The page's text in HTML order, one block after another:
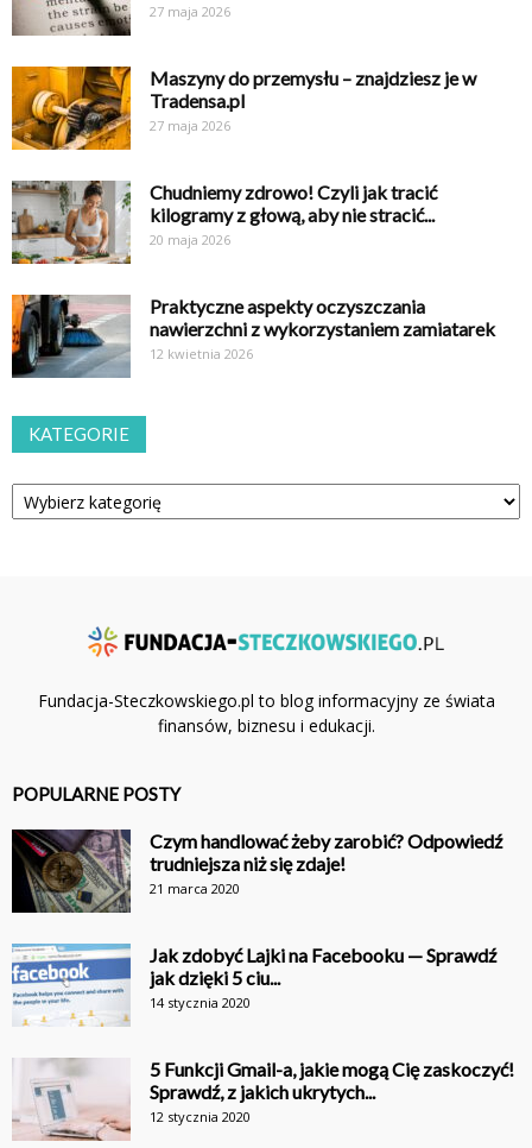
27 maja 2026
Maszyny do przemysłu – znajdziesz je w
Tradensa.pl
27 maja 2026
Chudniemy zdrowo! Czyli jak tracić
kilogramy z głową, aby nie stracić...
20 maja 2026
Praktyczne aspekty oczyszczania
nawierzchni z wykorzystaniem zamiatarek
12 kwietnia 2026
KATEGORIE
Kategorie
Fundacja-Steczkowskiego.pl to blog informacyjny ze świata
finansów, biznesu i edukacji.
POPULARNE POSTY
Czym handlować żeby zarobić? Odpowiedź
trudniejsza niż się zdaje!
21 marca 2020
Jak zdobyć Lajki na Facebooku — Sprawdź
jak dzięki 5 ciu...
14 stycznia 2020
5 Funkcji Gmail-a, jakie mogą Cię zaskoczyć!
Sprawdź, z jakich ukrytych...
12 stycznia 2020